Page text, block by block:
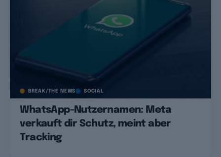
BREAK/THE NEWS SOCIAL
WhatsApp-Nutzernamen: Meta
verkauft dir Schutz, meint aber
Tracking